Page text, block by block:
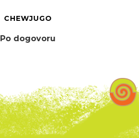
CHEWJUGO
Po dogovoru